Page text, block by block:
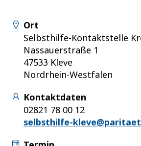
Ort
Selbsthilfe-Kontaktstelle
Nassauerstraße 1
47533 Kleve
Nordrhein-Westfalen
Kontaktdaten
02821 78 00 12
selbsthilfe-